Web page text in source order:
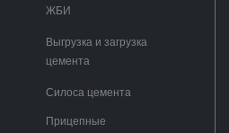
ЖБИ
Выгрузка и загрузка
цемента
Силоса цемента
Прицепные